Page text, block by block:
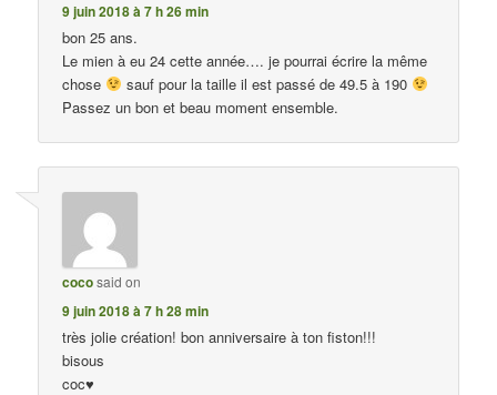
9 juin 2018 à 7 h 26 min
bon 25 ans.
Le mien à eu 24 cette année…. je pourrai écrire la même
chose
sauf pour la taille il est passé de 49.5 à 190
Passez un bon et beau moment ensemble.
cocosaid on
9 juin 2018 à 7 h 28 min
très jolie création! bon anniversaire à ton fiston!!!
bisous
coc♥